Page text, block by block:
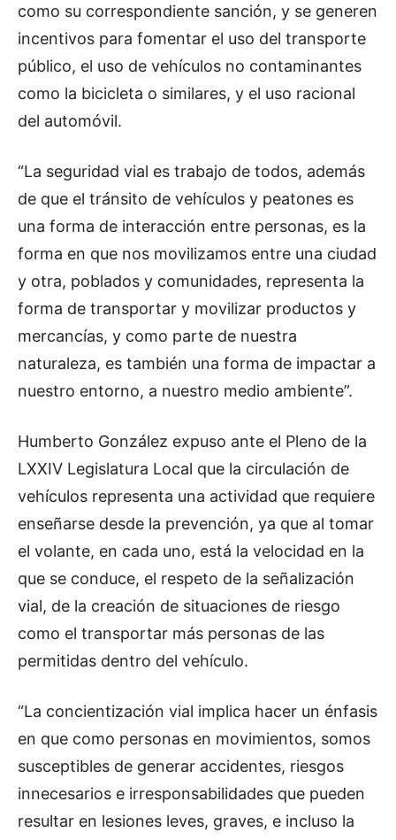
como su correspondiente sanción, y se generen
incentivos para fomentar el uso del transporte
público, el uso de vehículos no contaminantes
como la bicicleta o similares, y el uso racional
del automóvil.
“La seguridad vial es trabajo de todos, además
de que el tránsito de vehículos y peatones es
una forma de interacción entre personas, es la
forma en que nos movilizamos entre una ciudad
y otra, poblados y comunidades, representa la
forma de transportar y movilizar productos y
mercancías, y como parte de nuestra
naturaleza, es también una forma de impactar a
nuestro entorno, a nuestro medio ambiente”.
Humberto González expuso ante el Pleno de la
LXXIV Legislatura Local que la circulación de
vehículos representa una actividad que requiere
enseñarse desde la prevención, ya que al tomar
el volante, en cada uno, está la velocidad en la
que se conduce, el respeto de la señalización
vial, de la creación de situaciones de riesgo
como el transportar más personas de las
permitidas dentro del vehículo.
“La concientización vial implica hacer un énfasis
en que como personas en movimientos, somos
susceptibles de generar accidentes, riesgos
innecesarios e irresponsabilidades que pueden
resultar en lesiones leves, graves, e incluso la